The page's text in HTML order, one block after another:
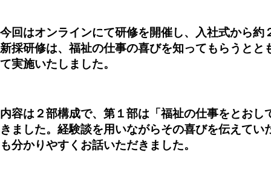
今回はオンラインにて研修を開催し、入社式から
新採研修は、福祉の仕事の喜びを知ってもらうと
て実施いたしました。
内容は２部構成で、第１部は「福祉の仕事をとお
きました。経験談を用いながらその喜びを伝えて
も分かりやすくお話いただきました。